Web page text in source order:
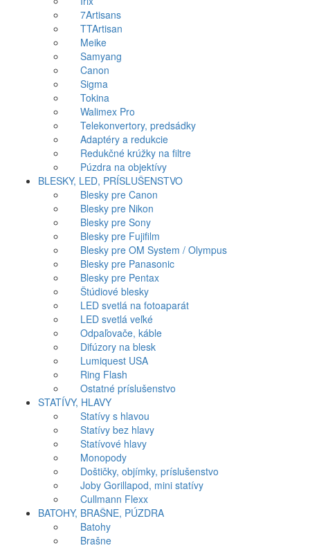
7Artisans
TTArtisan
Meike
Samyang
Canon
Sigma
Tokina
Walimex Pro
Telekonvertory, predsádky
Adaptéry a redukcie
Redukčné krúžky na filtre
Púzdra na objektívy
BLESKY, LED, PRÍSLUŠENSTVO
Blesky pre Canon
Blesky pre Nikon
Blesky pre Sony
Blesky pre Fujifilm
Blesky pre OM System / Olympus
Blesky pre Panasonic
Blesky pre Pentax
Štúdiové blesky
LED svetlá na fotoaparát
LED svetlá veľké
Odpaľovače, káble
Difúzory na blesk
Lumiquest USA
Ring Flash
Ostatné príslušenstvo
STATÍVY, HLAVY
Statívy s hlavou
Statívy bez hlavy
Statívové hlavy
Monopody
Doštičky, objímky, príslušenstvo
Joby Gorillapod, mini statívy
Cullmann Flexx
BATOHY, BRAŠNE, PÚZDRA
Batohy
Brašne